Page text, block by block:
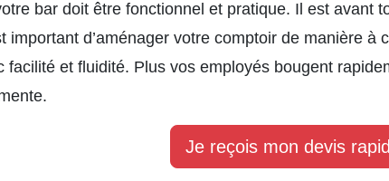
bar doit être fonctionnel et pratique. Il est avant
important d’aménager votre comptoir de manière
facilité et fluidité. Plus vos employés bougent
Je reçois mon devis